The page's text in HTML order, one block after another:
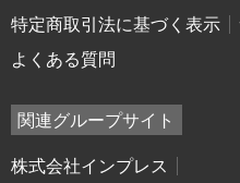
特定商取引法に基づく表示
よくある質問
関連グループサイト
株式会社インプレス